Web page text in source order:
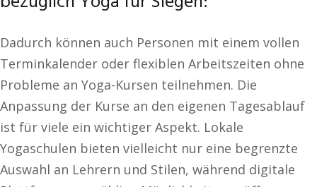
Dadurch können auch Personen mit einem vollen
Terminkalender oder flexiblen Arbeitszeiten ohne
Probleme an Yoga-Kursen teilnehmen. Die
Anpassung der Kurse an den eigenen Tagesablauf
ist für viele ein wichtiger Aspekt. Lokale
Yogaschulen bieten vielleicht nur eine begrenzte
Auswahl an Lehrern und Stilen, während digitale